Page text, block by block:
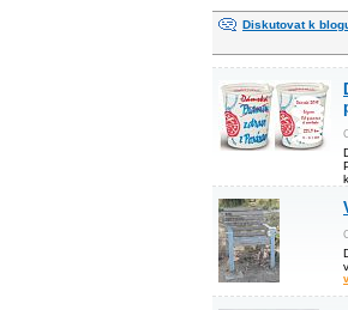
Diskutovat k